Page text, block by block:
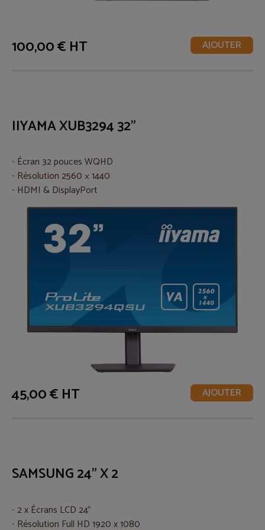
100,00 € HT AJOUTER
IIYAMA XUB3294 32"
Écran 32 pouces WQHD
Résolution 2560 × 1440
HDMI & DisplayPort
45,00 € HT AJOUTER
SAMSUNG 24" X 2
2 x Écrans LCD 24"
Résolution Full HD 1920 x 1080